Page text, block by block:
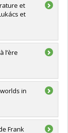
et
et
l’ère
in
Frank